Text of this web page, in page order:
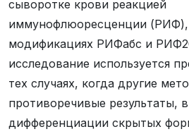
сыворотке крови реакцией
иммунофлюоресценции (РИФ),
модификациях РИФабс и
исследование используется
тех случаях, когда другие
противоречивые результаты,
дифференциации скрытых